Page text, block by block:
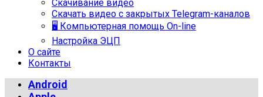
Скачивание видео
Скачать видео с закрытых Telegram-каналов
🖥 Компьютерная помощь On-line
Настройка ЭЦП
О сайте
Контакты
Android